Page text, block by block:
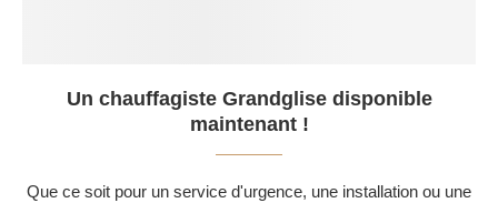
Un chauffagiste Grandglise disponible
maintenant !
Que ce soit pour un service d'urgence, une installation ou une